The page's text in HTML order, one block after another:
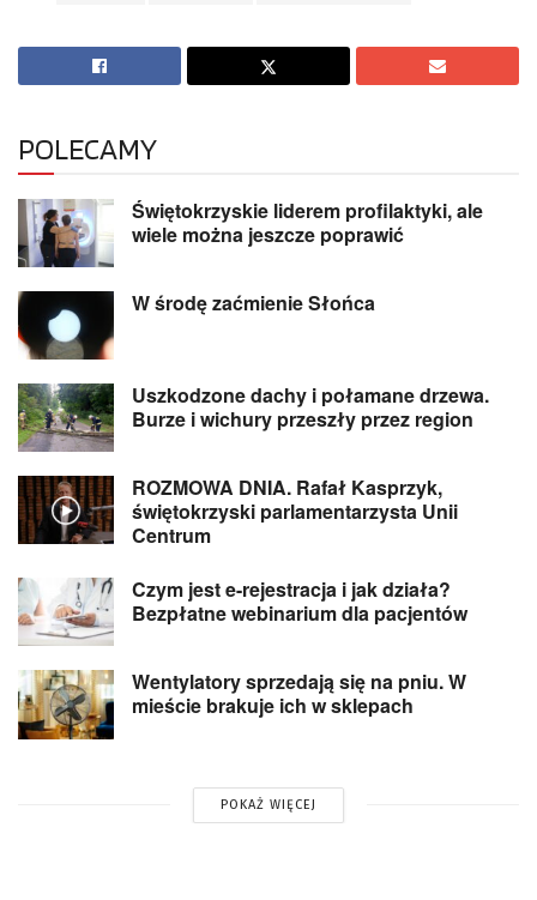
POLECAMY
Świętokrzyskie liderem profilaktyki, ale
wiele można jeszcze poprawić
W środę zaćmienie Słońca
Uszkodzone dachy i połamane drzewa.
Burze i wichury przeszły przez region
ROZMOWA DNIA. Rafał Kasprzyk,
świętokrzyski parlamentarzysta Unii
Centrum
Czym jest e-rejestracja i jak działa?
Bezpłatne webinarium dla pacjentów
Wentylatory sprzedają się na pniu. W
mieście brakuje ich w sklepach
POKAŻ WIĘCEJ